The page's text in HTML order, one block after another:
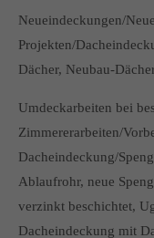
Neueindeckungen/
Projekten/
Dächer, Neubau-
Umdeckarbeiten bei
Zimmererarbeiten/
Dacheindeckung/
Ablaufrohr, neue
verzinkt beschichtet,
Dacheindeckung mit